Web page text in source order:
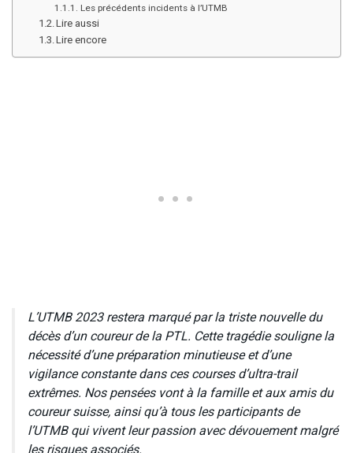
Les précédents incidents à l’UTMB
Lire aussi
Lire encore
L’UTMB 2023 restera marqué par la triste nouvelle du
décès d’un coureur de la PTL. Cette tragédie souligne la
nécessité d’une préparation minutieuse et d’une
vigilance constante dans ces courses d’ultra-trail
extrêmes. Nos pensées vont à la famille et aux amis du
coureur suisse, ainsi qu’à tous les participants de
l’UTMB qui vivent leur passion avec dévouement malgré